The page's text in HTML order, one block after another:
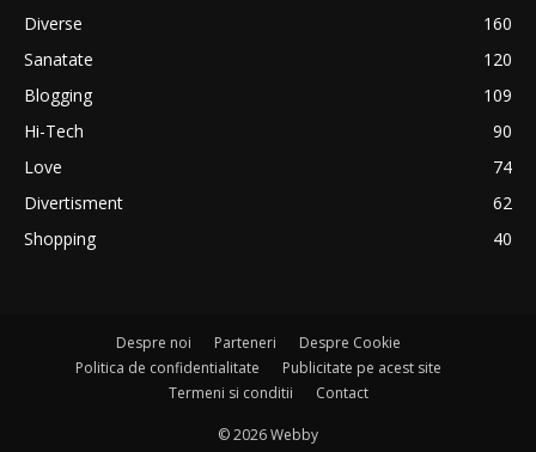
Diverse
160
Sanatate
120
Blogging
109
Hi-Tech
90
Love
74
Divertisment
62
Shopping
40
Despre noi Parteneri
Despre Cookie
Politica de confidentialitate
Publicitate pe acest site
Termeni si conditii
Contact
© 2026 Webby